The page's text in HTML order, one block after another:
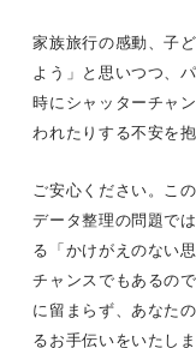
家族旅行の感動、子
よう」と思いつつ、
時にシャッターチャ
われたりする不安を
ご安心ください。こ
データ整理の問題で
る「かけがえのない
チャンスでもあるの
に留まらず、あなた
るお手伝いをいたし